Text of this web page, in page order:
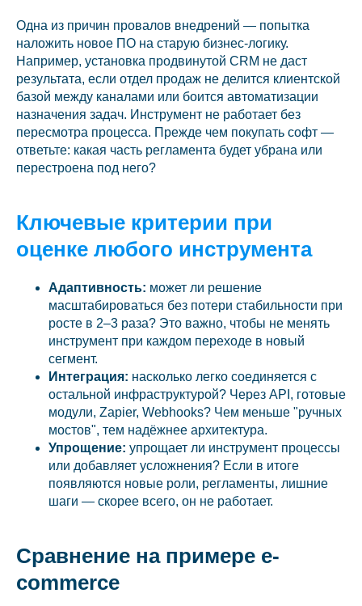
Одна из причин провалов внедрений — попытка
наложить новое ПО на старую бизнес-логику.
Например, установка продвинутой CRM не даст
результата, если отдел продаж не делится клиентской
базой между каналами или боится автоматизации
назначения задач. Инструмент не работает без
пересмотра процесса. Прежде чем покупать софт —
ответьте: какая часть регламента будет убрана или
перестроена под него?
Ключевые критерии при
оценке любого инструмента
Адаптивность: может ли решение
масштабироваться без потери стабильности при
росте в 2–3 раза? Это важно, чтобы не менять
инструмент при каждом переходе в новый
сегмент.
Интеграция: насколько легко соединяется с
остальной инфраструктурой? Через API, готовые
модули, Zapier, Webhooks? Чем меньше "ручных
мостов", тем надёжнее архитектура.
Упрощение: упрощает ли инструмент процессы
или добавляет усложнения? Если в итоге
появляются новые роли, регламенты, лишние
шаги — скорее всего, он не работает.
Сравнение на примере e-
commerce